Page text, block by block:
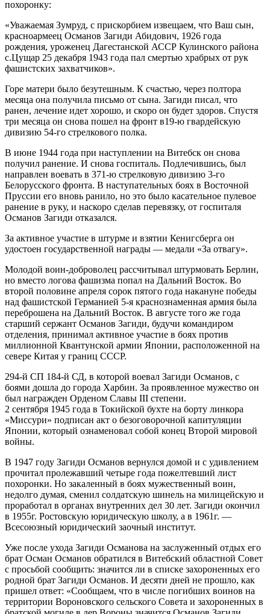
похоронку:
«Уважаемая Зумруд, с прискорбием извещаем, что Ваш сын,
красноармеец Османов Загиди Абидович, 1926 года
рождения, уроженец Дагестанской АССР Кулинского района
с.Цущар 25 декабря 1943 года пал смертью храбрых от рук
фашистских захватчиков».
Горе матери было безутешным. К счастью, через полтора
месяца она получила письмо от сына. Загиди писал, что
ранен, лечение идет хорошо, и скоро он будет здоров. Спустя
три месяца он снова пошел на фронт в19-ю гвардейскую
дивизию 54-го стрелкового полка.
В июне 1944 года при наступлении на Витебск он снова
получил ранение. И снова госпиталь. Подлечившись, был
направлен воевать в 371-ю стрелковую дивизию 3-го
Белорусского фронта. В наступательных боях в Восточной
Пруссии его вновь ранило, но это было касательное пулевое
ранение в руку, и наскоро сделав перевязку, от госпиталя
Османов Загиди отказался.
За активное участие в штурме и взятии Кенигсберга он
удостоен государственной награды — медали «За отвагу».
Молодой воин-доброволец рассчитывал штурмовать Берлин,
но вместо логова фашизма попал на Дальний Восток. Во
второй половине апреля сорок пятого года накануне победы
над фашистской Германией 5-я краснознаменная армия была
переброшена на Дальний Восток. В августе того же года
старший сержант Османов Загиди, будучи командиром
отделения, принимал активное участие в боях против
миллионной Квантунской армии Японии, расположенной на
севере Китая у границ СССР.
294-й СП 184-й СД, в которой воевал Загиди Османов, с
боями дошла до города Харбин. За проявленное мужество он
был награжден Орденом Славы III степени.
2 сентября 1945 года в Токийской бухте на борту линкора
«Миссури» подписан акт о безоговорочной капитуляции
Японии, который ознаменовал собой конец Второй мировой
войны.
В 1947 году Загиди Османов вернулся домой и с удивлением
прочитал пролежавший четыре года пожелтевший лист
похоронки. Но закаленный в боях мужественный воин,
недолго думая, сменил солдатскую шинель на милицейскую и
проработал в органах внутренних дел 30 лет. Загиди окончил
в 1955г. Ростовскую юридическую школу, а в 1961г. —
Всесоюзный юридический заочный институт.
Уже после ухода Загиди Османова на заслуженный отдых его
брат Осман Османов обратился в Витебский областной Совет
с просьбой сообщить: значится ли в списке захороненных его
родной брат Загиди Османов. И десяти дней не прошло, как
пришел ответ: «Сообщаем, что в числе погибших воинов на
территории Вороновского сельского Совета и захороненных в